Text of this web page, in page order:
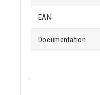
EAN
Documentation